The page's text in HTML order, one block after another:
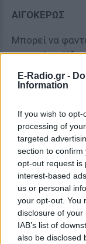
E-Radio.gr -
Information
If you wish to
processing of
targeted
section to
opt-out request is
interest-based
us or personal
your opt-out. You
disclosure of
IAB’s list of
also be disclosed
ΑΙΓΟΚΕΡΩΣ
Μπορεί να
μακρινό ταξίδι
συναντήσετε
μοιραστείτε
ΥΔΡΟΧΟΟΣ
Αφήστε τον
τις
να γίνουν
ΙΧΘΕΙΣ